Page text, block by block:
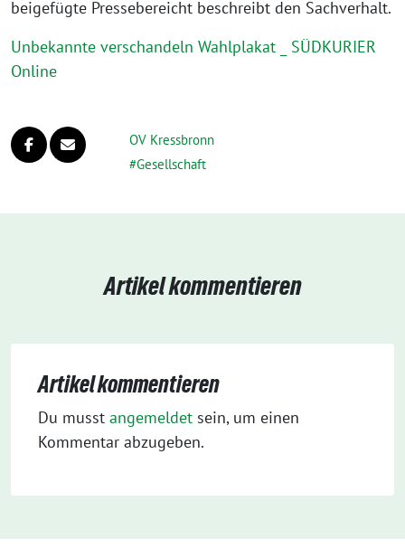
bei­gefüg­te Pressebereicht beschreibt den Sachverhalt.
Unbekannte ver­schan­deln Wahlplakat _ SÜDKURIER
Online
OV Kressbronn
Gesellschaft
Artikel kommentieren
Artikel kommentieren
Du musst angemeldet sein, um einen
Kommentar abzugeben.